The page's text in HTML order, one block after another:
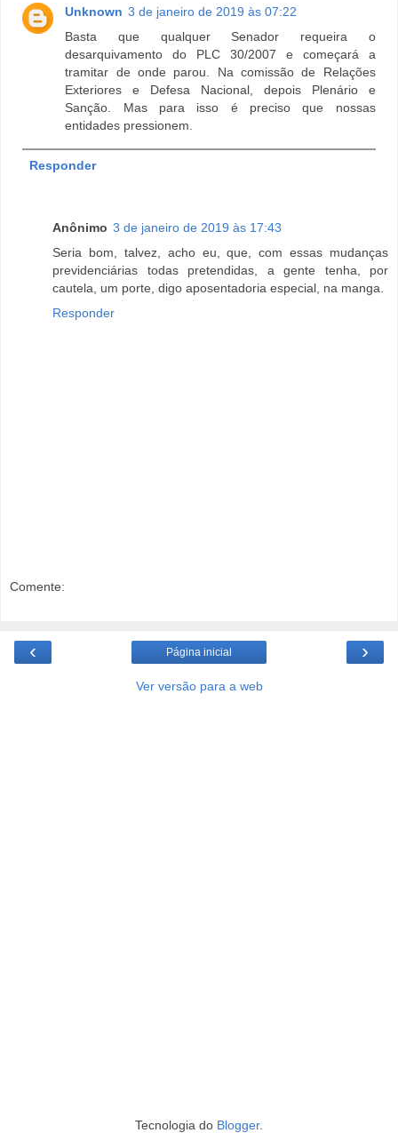
Unknown 3 de janeiro de 2019 às 07:22
Basta que qualquer Senador requeira o
desarquivamento do PLC 30/2007 e começará a
tramitar de onde parou. Na comissão de Relações
Exteriores e Defesa Nacional, depois Plenário e
Sanção. Mas para isso é preciso que nossas
entidades pressionem.
Responder
Anônimo 3 de janeiro de 2019 às 17:43
Seria bom, talvez, acho eu, que, com essas mudanças
previdenciárias todas pretendidas, a gente tenha, por
cautela, um porte, digo aposentadoria especial, na manga.
Responder
Comente:
‹ ›
Página inicial
Ver versão para a web
Tecnologia do Blogger.